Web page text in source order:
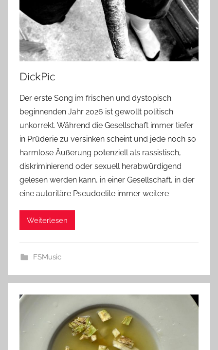
DickPic
Der erste Song im frischen und dystopisch
beginnenden Jahr 2026 ist gewollt politisch
unkorrekt. Während die Gesellschaft immer tiefer
in Prüderie zu versinken scheint und jede noch so
harmlose Äußerung potenziell als rassistisch,
diskriminierend oder sexuell herabwürdigend
gelesen werden kann, in einer Gesellschaft, in der
eine autoritäre Pseudoelite immer weitere
Weiterlesen
FSMusic